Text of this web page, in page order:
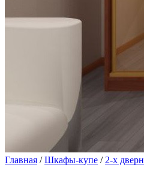
Главная /Шкафы-купе / 2-х